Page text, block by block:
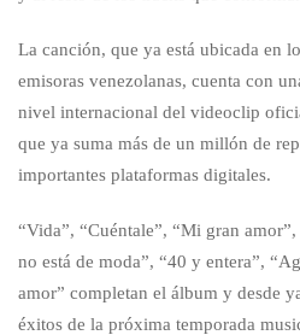
La canción, que ya está ubicada en
emisoras venezolanas, cuenta con
nivel internacional del videoclip
que ya suma más de un millón de
importantes plataformas digitales.
“Vida”, “Cuéntale”, “Mi gran
no está de moda”, “40 y entera”,
amor” completan el álbum y desde
éxitos de la próxima temporada